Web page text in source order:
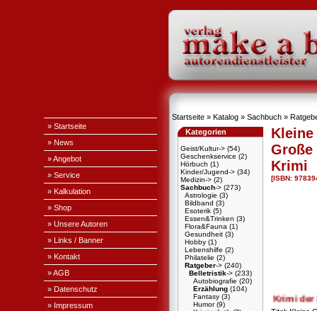
» Startseite
» News
» Angebot
» Service
» Kalkulation
» Shop
» Unsere Autoren
» Links / Banner
» Kontakt
» AGB
» Datenschutz
» Impressum
Startseite » Katalog » Sachbuch »
Kategorien
Geist/Kultur-> (54)
Geschenkservice (2)
Hörbuch (1)
Kinder/Jugend-> (34)
Medizin-> (2)
Sachbuch-> (273)
Astrologie (3)
Bildband (3)
Esoterik (5)
Essen&Trinken (3)
Flora&Fauna (1)
Gesundheit (3)
Hobby (1)
Lebenshilfe (2)
Philatelie (2)
Ratgeber-> (240)
Belletristik-> (233)
Autobiografie (20)
Erzählung (104)
Fantasy (3)
Humor(9)
Kleine
Große
Krimi
[ISBN:
+ + + Ein Krimi der